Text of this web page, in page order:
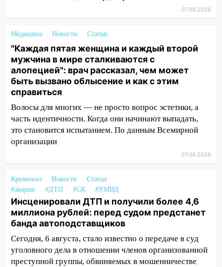
второй мужчина в мире сталкиваются с
быть вызвано облысение и как с этим
справиться
03:30 Гороскоп на 7 августа: пятница
принесет прилив творческой энергии и
отличные шансы исправить старые
ошибки
06.08.2026
23:20 Прогноз погоды на 7 августа в
Ульяновской области
Ульяновцев приглашают на забег,
России
19:12
В Ульяновской области
руководителя частной компании
наказали за сокрытие прошлого своего
сотрудник
18:02 В Ульяновск едут звезды
баскетбола!
07.08.2026
Медицина Новости Статьи
"Каждая пятая женщина и каждый второй
мужчина в мире сталкиваются с
алопецией": врач рассказал, чем может
быть вызвано облысение и как с этим
справиться
Волосы для многих — не просто вопрос эстетики, а
часть идентичности. Когда они начинают выпадать,
это становится испытанием. По данным Всемирной
организации
07.08.2026
Криминал Новости
Статьи
#аварии
#ДТП #СК #УМВД
Инсценировали ДТП и получили более 4,6
миллиона рублей: перед судом предстанет
банда автоподставщиков
Сегодня, 6 августа, стало известно о передаче в суд
уголовного дела в отношении членов организованной
преступной группы, обвиняемых в мошенничестве